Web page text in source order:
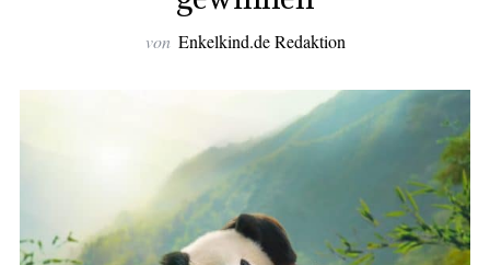
von Enkelkind.de Redaktion